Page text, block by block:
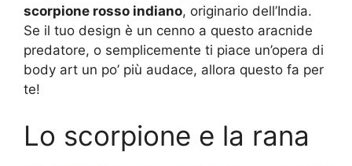
scorpione rosso indiano, originario dell’India.
Se il tuo design è un cenno a questo aracnide
predatore, o semplicemente ti piace un’opera di
body art un po’ più audace, allora questo fa per
te!
Lo scorpione e la rana